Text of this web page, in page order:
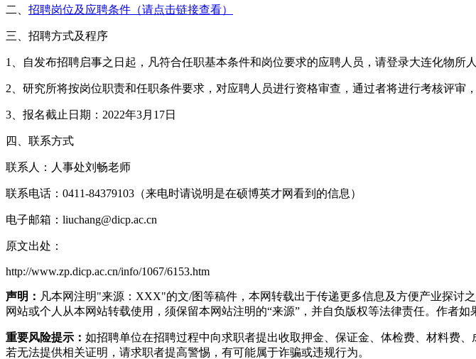
二、 招聘岗位及应聘条件（请点击链接查看）
三、招聘方式及程序
1、自发布招聘启事之日起，凡符合任职基本条件和岗位要求的应聘人员，请登录大连化物所人
2、研究所将按岗位职责和任职条件要求，对应聘人员进行资格审查，通过者将进行考核评审
3、报名截止日期：2022年3月17日
四、联系方式
联系人：人事处刘畅老师
联系电话：0411-84379103（来电时请说明是在硕博英才网看到的信息）
电子邮箱：liuchang@dicp.ac.cn
原文出处：
http://www.zp.dicp.ac.cn/info/1067/6153.htm
声明： 凡本网注明"来源：XXX"的文/图等稿件，本网转载出于传递更多信息及方便产业探讨
网站或个人从本网站转载使用，须保留本网站注明的“来源”，并自负版权等法律责任。作者如
重要风险提示： 如招聘单位在招聘过程中向求职者提出收取押金、保证金、体检费、材料费
若无法提供相关证明，请求职者提高警惕，有可能属于诈骗或违规行为。